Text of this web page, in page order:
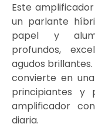
Este
un parlante
papel y
profundos,
agudos
convierte en
principiantes y
amplificador
diaria.